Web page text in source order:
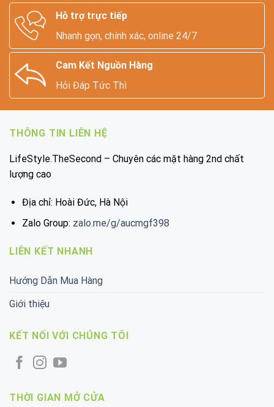
Hỗ trợ trực tiếp
Nhanh gọn, chính xác, online 24/7
Cam Kết Nguồn Hàng
Hỏi Đáp Tức Thì
THÔNG TIN LIÊN HỆ
LifeStyle.TheSecond – Chuyên các mặt hàng 2nd chất
lượng cao
Địa chỉ: Hoài Đức, Hà Nội
Zalo Group: zalo.me/g/aucmgf398
LIÊN KẾT NHANH
Hướng Dẫn Mua Hàng
Giới thiệu
KẾT NỐI VỚI CHÚNG TÔI
THỜI GIAN MỞ CỬA